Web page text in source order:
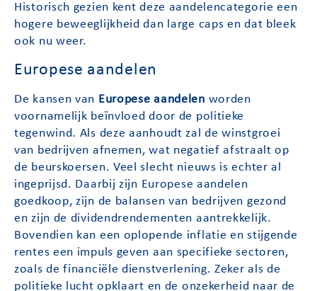
Historisch gezien kent deze aandelencategorie een
hogere beweeglijkheid dan large caps en dat bleek
ook nu weer.
Europese aandelen
De kansen van Europese aandelen worden
voornamelijk beïnvloed door de politieke
tegenwind. Als deze aanhoudt zal de winstgroei
van bedrijven afnemen, wat negatief afstraalt op
de beurskoersen. Veel slecht nieuws is echter al
ingeprijsd. Daarbij zijn Europese aandelen
goedkoop, zijn de balansen van bedrijven gezond
en zijn de dividendrendementen aantrekkelijk.
Bovendien kan een oplopende inflatie en stijgende
rentes een impuls geven aan specifieke sectoren,
zoals de financiële dienstverlening. Zeker als de
politieke lucht opklaart en de onzekerheid naar de